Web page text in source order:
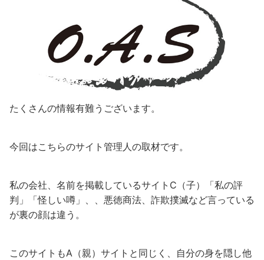
たくさんの情報有難うございます。
今回はこちらのサイト管理人の取材です。
私の会社、名前を掲載しているサイトC（子）「私の評
判」「怪しい噂」、、悪徳商法、詐欺撲滅など言っている
が裏の顔は違う。
このサイトもA（親）サイトと同じく、自分の身を隠し他